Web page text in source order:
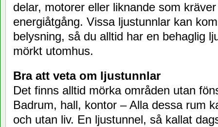
delar, motorer eller liknande som
energiåtgång. Vissa ljustunnlar kan
belysning, så du alltid har en behaglig
mörkt utomhus.
Bra att veta om ljustunnlar
Det finns alltid mörka områden utan
Badrum, hall, kontor – Alla dessa rum
och utan liv. En ljustunnel, så kallat